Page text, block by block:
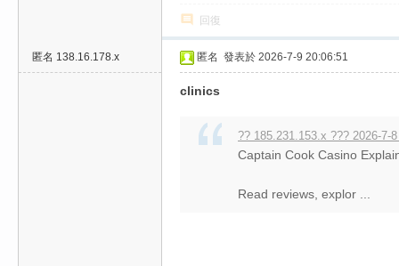
回復
匿名 138.16.178.x 匿名 發表於 2026-7-9 20:06:51
clinics
?? 185.231.153.x ??? 2026-7-
Captain Cook Casino
Read reviews, explor ...